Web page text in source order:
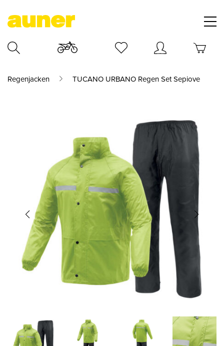
Regenjacken TUCANO URBANO Regen Set Sepiove